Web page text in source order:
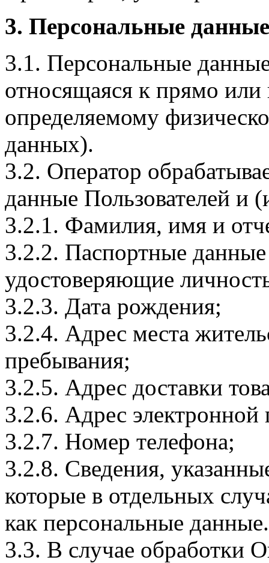
3. Персональные
3.1. Персональные
относящаяся к прямо
определяемому
данных).
3.2. Оператор
данные Пользователей и
3.2.1. Фамилия, имя и
3.2.2. Паспортные
удостоверяющие
3.2.3. Дата рождения;
3.2.4. Адрес места
пребывания;
3.2.5. Адрес доставки
3.2.6. Адрес электронной
3.2.7. Номер телефона;
3.2.8. Сведения,
которые в отдельных
как персональные данные.
3.3. В случае обработки